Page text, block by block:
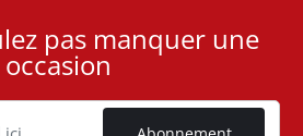
pas manquer une
occasion